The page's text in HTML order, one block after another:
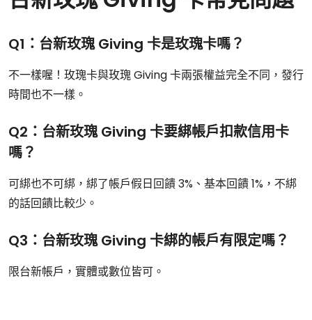
Q1：台新玫瑰 Giving 卡是玫瑰卡嗎？
不一樣喔！玫瑰卡與玫瑰 Giving 卡兩張權益完全不同，發行
時間也不一樣。
Q2：台新玫瑰 Giving 卡要綁帳戶扣款信用卡
嗎？
可綁也不可綁，綁了帳戶假日回饋 3%、基本回饋 1%，不綁
的話回饋比較少。
Q3：台新玫瑰 Giving 卡綁的帳戶有限定嗎？
限台新帳戶，實體或數位皆可。